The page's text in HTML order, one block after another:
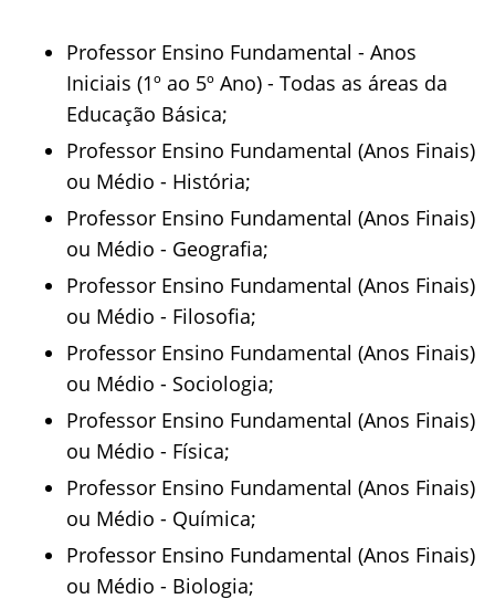
Professor Ensino Fundamental - Anos
Iniciais (1º ao 5º Ano) - Todas as áreas da
Educação Básica;
Professor Ensino Fundamental (Anos Finais)
ou Médio - História;
Professor Ensino Fundamental (Anos Finais)
ou Médio - Geografia;
Professor Ensino Fundamental (Anos Finais)
ou Médio - Filosofia;
Professor Ensino Fundamental (Anos Finais)
ou Médio - Sociologia;
Professor Ensino Fundamental (Anos Finais)
ou Médio - Física;
Professor Ensino Fundamental (Anos Finais)
ou Médio - Química;
Professor Ensino Fundamental (Anos Finais)
ou Médio - Biologia;